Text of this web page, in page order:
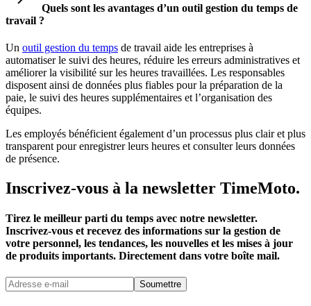
Quels sont les avantages d’un outil gestion du temps de
travail ?
Un outil gestion du temps de travail aide les entreprises à
automatiser le suivi des heures, réduire les erreurs administratives et
améliorer la visibilité sur les heures travaillées. Les responsables
disposent ainsi de données plus fiables pour la préparation de la
paie, le suivi des heures supplémentaires et l’organisation des
équipes.
Les employés bénéficient également d’un processus plus clair et plus
transparent pour enregistrer leurs heures et consulter leurs données
de présence.
Inscrivez-vous à la newsletter TimeMoto.
Tirez le meilleur parti du temps avec notre newsletter.
Inscrivez-vous et recevez des informations sur la gestion de
votre personnel, les tendances, les nouvelles et les mises à jour
de produits importants. Directement dans votre boîte mail.
Soumettre